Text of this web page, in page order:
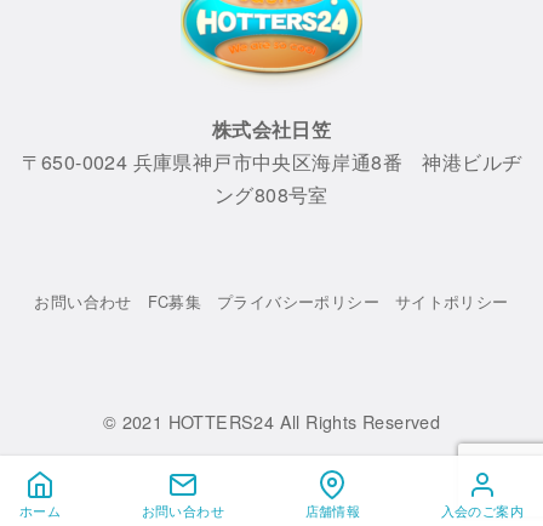
株式会社日笠
〒650-0024 兵庫県神戸市中央区海岸通8番 神港ビルヂ
ング808号室
お問い合わせ FC募集 プライバシーポリシー サイトポリシー
© 2021 HOTTERS24 All Rights Reserved
ホーム お問い合わせ 店舗情報 入会のご案内